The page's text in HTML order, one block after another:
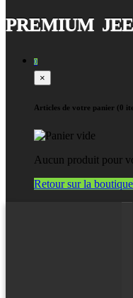
PREMIUM
0
×
Articles de votre panier (0
Aucun produit pour
Retour sur la boutique